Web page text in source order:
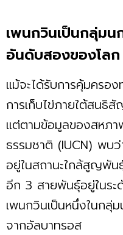
เพนกวินเป็นกลุ่มน
อันดับสองของโลก
แม้จะได้รับการคุ้มครอ
การเก็บไข่ภายใต้สน
แต่ตามข้อมูลของสหภ
ธรรมชาติ (IUCN) พบ
อยู่ในสถานะใกล้สูญพั
อีก 3 สายพันธุ์อยู่ในระ
เพนกวินเป็นหนึ่งในก
จากอัลบาทรอส